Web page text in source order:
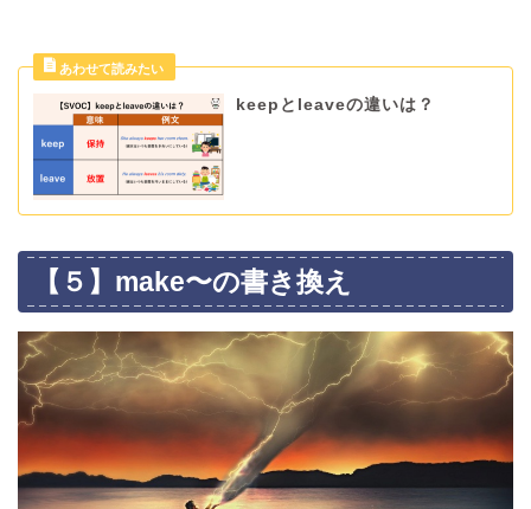
keepとleaveの違いは？
【５】make〜の書き換え